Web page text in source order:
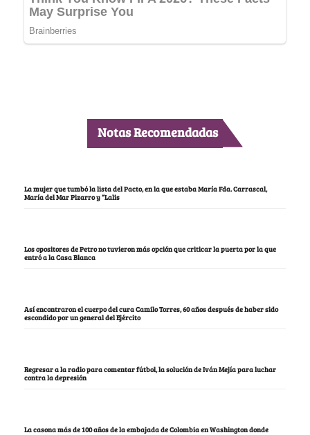
Notas Recomendadas
La mujer que tumbó la lista del Pacto, en la que estaba María Fda. Carrascal,
María del Mar Pizarro y “Lalis
Los opositores de Petro no tuvieron más opción que criticar la puerta por la que
entró a la Casa Blanca
Así encontraron el cuerpo del cura Camilo Torres, 60 años después de haber sido
escondido por un general del Ejército
Regresar a la radio para comentar fútbol, la solución de Iván Mejía para luchar
contra la depresión
La casona más de 100 años de la embajada de Colombia en Washington donde